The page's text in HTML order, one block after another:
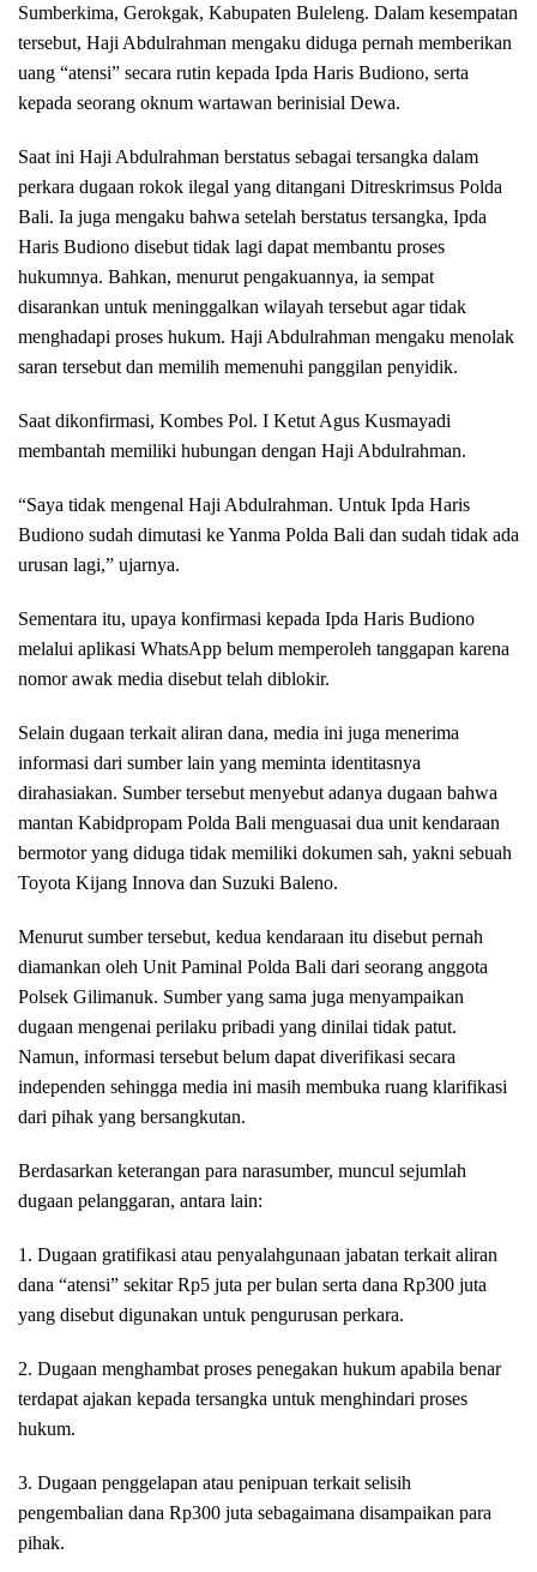
Sumberkima, Gerokgak, Kabupaten Buleleng. Dalam kesempatan
tersebut, Haji Abdulrahman mengaku diduga pernah memberikan
uang “atensi” secara rutin kepada Ipda Haris Budiono, serta
kepada seorang oknum wartawan berinisial Dewa.
Saat ini Haji Abdulrahman berstatus sebagai tersangka dalam
perkara dugaan rokok ilegal yang ditangani Ditreskrimsus Polda
Bali. Ia juga mengaku bahwa setelah berstatus tersangka, Ipda
Haris Budiono disebut tidak lagi dapat membantu proses
hukumnya. Bahkan, menurut pengakuannya, ia sempat
disarankan untuk meninggalkan wilayah tersebut agar tidak
menghadapi proses hukum. Haji Abdulrahman mengaku menolak
saran tersebut dan memilih memenuhi panggilan penyidik.
Saat dikonfirmasi, Kombes Pol. I Ketut Agus Kusmayadi
membantah memiliki hubungan dengan Haji Abdulrahman.
“Saya tidak mengenal Haji Abdulrahman. Untuk Ipda Haris
Budiono sudah dimutasi ke Yanma Polda Bali dan sudah tidak ada
urusan lagi,” ujarnya.
Sementara itu, upaya konfirmasi kepada Ipda Haris Budiono
melalui aplikasi WhatsApp belum memperoleh tanggapan karena
nomor awak media disebut telah diblokir.
Selain dugaan terkait aliran dana, media ini juga menerima
informasi dari sumber lain yang meminta identitasnya
dirahasiakan. Sumber tersebut menyebut adanya dugaan bahwa
mantan Kabidpropam Polda Bali menguasai dua unit kendaraan
bermotor yang diduga tidak memiliki dokumen sah, yakni sebuah
Toyota Kijang Innova dan Suzuki Baleno.
Menurut sumber tersebut, kedua kendaraan itu disebut pernah
diamankan oleh Unit Paminal Polda Bali dari seorang anggota
Polsek Gilimanuk. Sumber yang sama juga menyampaikan
dugaan mengenai perilaku pribadi yang dinilai tidak patut.
Namun, informasi tersebut belum dapat diverifikasi secara
independen sehingga media ini masih membuka ruang klarifikasi
dari pihak yang bersangkutan.
Berdasarkan keterangan para narasumber, muncul sejumlah
dugaan pelanggaran, antara lain:
1. Dugaan gratifikasi atau penyalahgunaan jabatan terkait aliran
dana “atensi” sekitar Rp5 juta per bulan serta dana Rp300 juta
yang disebut digunakan untuk pengurusan perkara.
2. Dugaan menghambat proses penegakan hukum apabila benar
terdapat ajakan kepada tersangka untuk menghindari proses
hukum.
3. Dugaan penggelapan atau penipuan terkait selisih
pengembalian dana Rp300 juta sebagaimana disampaikan para
pihak.